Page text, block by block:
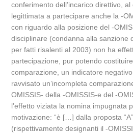
conferimento dell’incarico direttivo,
legittimata a partecipare anche la -
con riguardo alla posizione del -
disciplinare (condanna alla sanzione
per fatti risalenti al 2003) non ha
partecipazione, pur potendo
comparazione, un indicatore
ravvisato un’incompleta
OMISSIS- della -OMISSIS-e del -
l’effetto viziata la nomina impugnata
motivazione: “è […] dalla proposta
(rispettivamente designanti il -